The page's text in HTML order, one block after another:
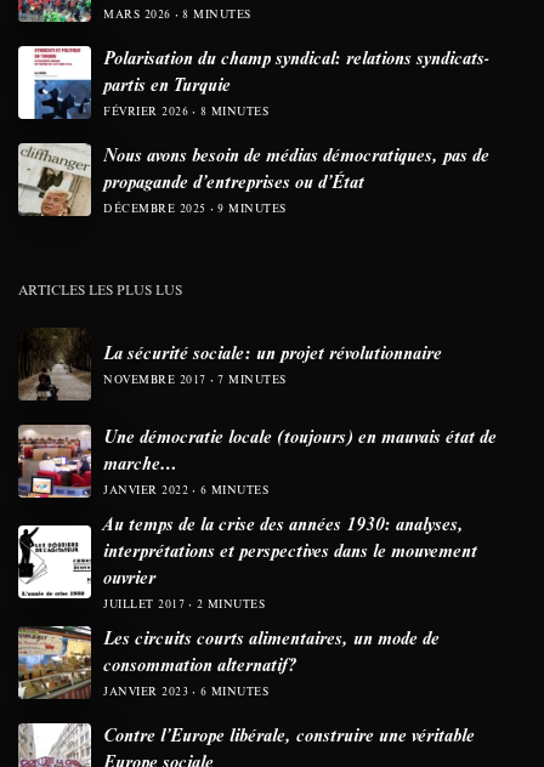
MARS 2026 8 MINUTES
Polarisation du champ syndical: relations syndicats-
partis en Turquie
FÉVRIER 2026 8 MINUTES
Nous avons besoin de médias démocratiques, pas de
propagande d’entreprises ou d’État
DÉCEMBRE 2025 9 MINUTES
ARTICLES LES PLUS LUS
La sécurité sociale: un projet révolutionnaire
NOVEMBRE 2017 7 MINUTES
Une démocratie locale (toujours) en mauvais état de
marche…
JANVIER 2022 6 MINUTES
Au temps de la crise des années 1930: analyses,
interprétations et perspectives dans le mouvement
ouvrier
JUILLET 2017 2 MINUTES
Les circuits courts alimentaires, un mode de
consommation alternatif?
JANVIER 2023 6 MINUTES
Contre l’Europe libérale, construire une véritable
Europe sociale